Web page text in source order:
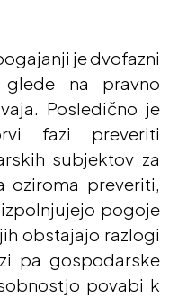
je dvofazni
na pravno
Posledično je
fazi preveriti
subjektov za
oziroma preveriti,
pogoje
obstajajo razlogi
pa gospodarske
povabi k